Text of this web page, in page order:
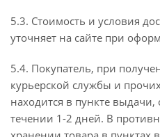
5.3. Стоимость и условия
уточняет на сайте при
5.4. Покупатель, при
курьерской службы и
находится в пункте выдачи,
течении 1-2 дней. В